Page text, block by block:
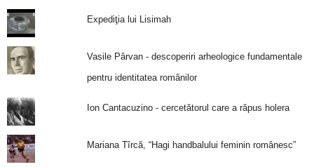
Expediţia lui Lisimah
Vasile Pârvan - descoperiri arheologice fundamentale
pentru identitatea românilor
Ion Cantacuzino - cercetătorul care a răpus holera
Mariana Tîrcă, “Hagi handbalului feminin românesc”